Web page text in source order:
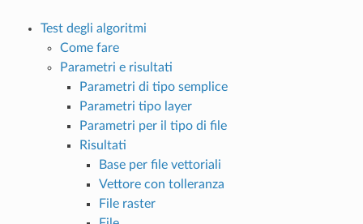
Test degli algoritmi
Come fare
Parametri e risultati
Parametri di tipo semplice
Parametri tipo layer
Parametri per il tipo di file
Risultati
Base per file vettoriali
Vettore con tolleranza
File raster